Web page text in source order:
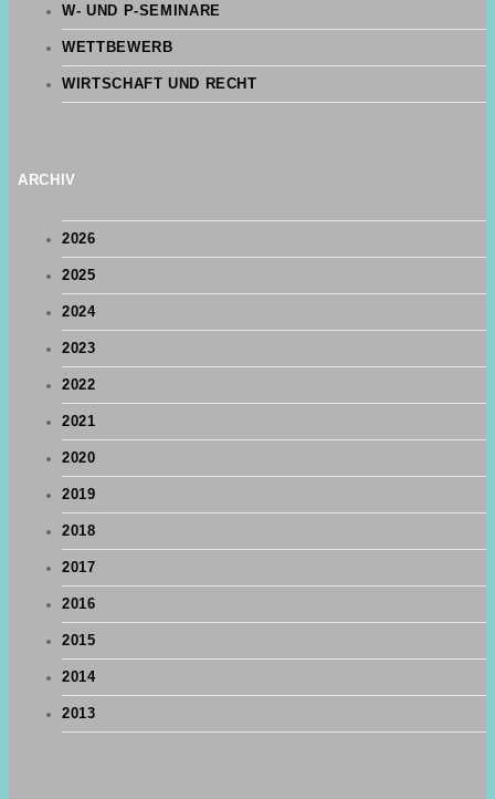
W- UND P-SEMINARE
WETTBEWERB
WIRTSCHAFT UND RECHT
ARCHIV
2026
2025
2024
2023
2022
2021
2020
2019
2018
2017
2016
2015
2014
2013